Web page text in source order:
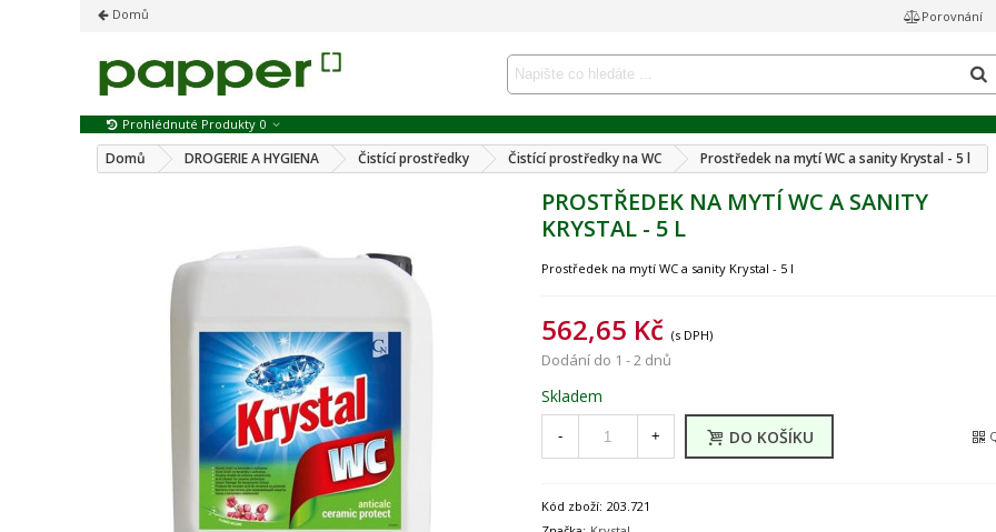
Domů Porovnání
Prohlédnuté Produkty 0
Domů DROGERIE A HYGIENA Čistící prostředky Čistící prostředky na WC Prostředek na mytí WC a sanity Krystal - 5 l
PROSTŘEDEK NA MYTÍ WC A SANITY
KRYSTAL - 5 L
Prostředek na mytí WC a sanity Krystal - 5 l
562,65 Kč (s DPH)
Dodání do 1 - 2 dnů
Skladem
- + DO KOŠÍKU
Kód zboží: 203.721